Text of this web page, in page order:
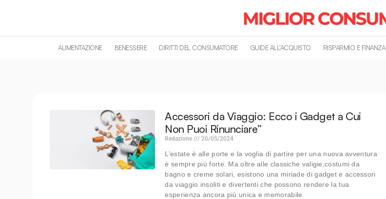
ALIMENTAZIONE BENESSERE DIRITTI DEL CONSUMATORE GUIDE ALL’ACQUISTO RISPARMIO E FINANZA
Accessori da Viaggio: Ecco i Gadget a Cui
Non Puoi Rinunciare”
Redazione 20/05/2024
L’estate è alle porte e la voglia di partire per una nuova avventura
è sempre più forte. Ma oltre alle classiche valigie,costumi da
bagno e creme solari, esistono una miriade di gadget e accessori
da viaggio insoliti e divertenti che possono rendere la tua
esperienza ancora più unica e memorabile.